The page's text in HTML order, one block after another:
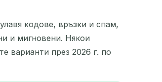
кодове, връзки и спам,
и мигновени. Някои
варианти през 2026 г. по